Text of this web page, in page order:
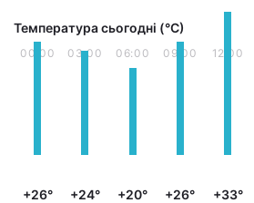
Температура сьогодні (°С)
00:00
+26°
03:00
+24°
06:00
+20°
09:00
+26°
12:00
+33°